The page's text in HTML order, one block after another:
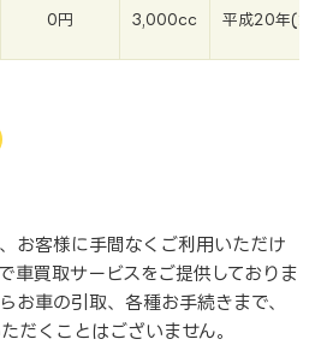
0円 3,000cc 平成20年
お客様に手間なくご利用いただけ
車買取サービスをご提供しておりま
お車の引取、各種お手続きまで、
だくことはございません。